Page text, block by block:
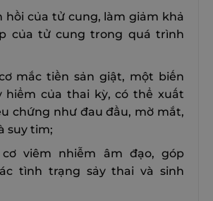
hồi của tử cung, làm giảm khả
của tử cung trong quá trình
mắc tiền sản giật, một biến
hiểm của thai kỳ, có thể xuất
chứng như đau đầu, mờ mắt,
suy tim;
viêm nhiễm âm đạo, góp
tình trạng sảy thai và sinh